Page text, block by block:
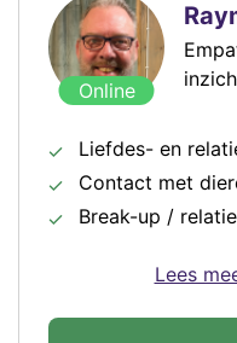
Online
Liefdes- en
Contact met
Break-up /
Lees